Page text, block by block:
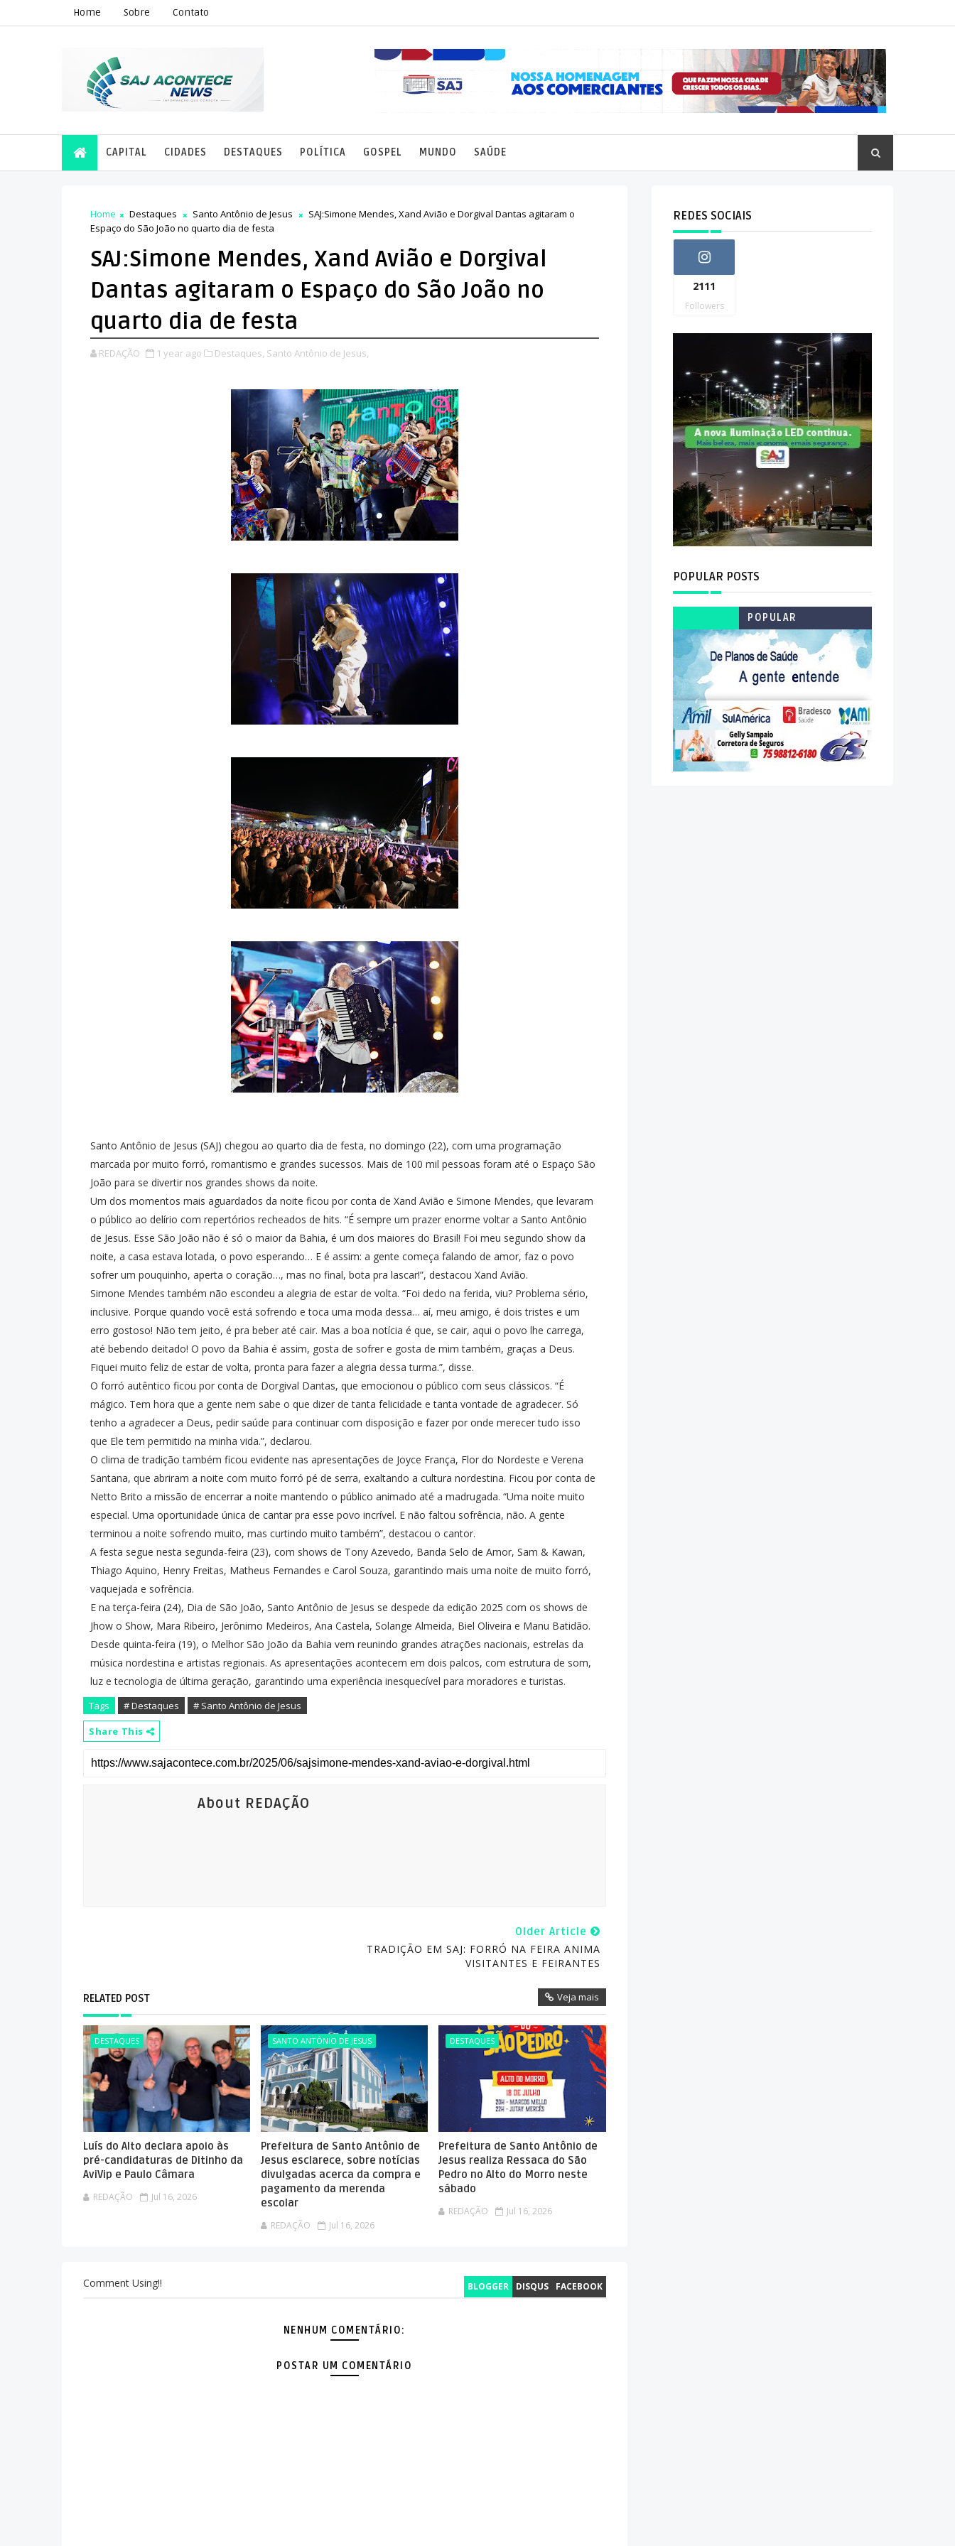
Home Sobre Contato
CAPITAL CIDADES DESTAQUES POLÍTICA GOSPEL MUNDO SAÚDE
Home Destaques Santo Antônio de Jesus
SAJ:Simone Mendes, Xand Avião e Dorgival Dantas agitaram o
Espaço do São João no quarto dia de festa
SAJ:Simone Mendes, Xand Avião e Dorgival
Dantas agitaram o Espaço do São João no
quarto dia de festa
REDAÇÃO 1 year ago Destaques, Santo Antônio de Jesus,
Santo Antônio de Jesus (SAJ) chegou ao quarto dia de festa, no domingo (22), com uma programação
marcada por muito forró, romantismo e grandes sucessos. Mais de 100 mil pessoas foram até o Espaço São
João para se divertir nos grandes shows da noite.
Um dos momentos mais aguardados da noite ficou por conta de Xand Avião e Simone Mendes, que levaram
o público ao delírio com repertórios recheados de hits. “É sempre um prazer enorme voltar a Santo Antônio
de Jesus. Esse São João não é só o maior da Bahia, é um dos maiores do Brasil! Foi meu segundo show da
noite, a casa estava lotada, o povo esperando… E é assim: a gente começa falando de amor, faz o povo
sofrer um pouquinho, aperta o coração…, mas no final, bota pra lascar!”, destacou Xand Avião.
Simone Mendes também não escondeu a alegria de estar de volta. “Foi dedo na ferida, viu? Problema sério,
inclusive. Porque quando você está sofrendo e toca uma moda dessa… aí, meu amigo, é dois tristes e um
erro gostoso! Não tem jeito, é pra beber até cair. Mas a boa notícia é que, se cair, aqui o povo lhe carrega,
até bebendo deitado! O povo da Bahia é assim, gosta de sofrer e gosta de mim também, graças a Deus.
Fiquei muito feliz de estar de volta, pronta para fazer a alegria dessa turma.”, disse.
O forró autêntico ficou por conta de Dorgival Dantas, que emocionou o público com seus clássicos. “É
mágico. Tem hora que a gente nem sabe o que dizer de tanta felicidade e tanta vontade de agradecer. Só
tenho a agradecer a Deus, pedir saúde para continuar com disposição e fazer por onde merecer tudo isso
que Ele tem permitido na minha vida.”, declarou.
O clima de tradição também ficou evidente nas apresentações de Joyce França, Flor do Nordeste e Verena
Santana, que abriram a noite com muito forró pé de serra, exaltando a cultura nordestina. Ficou por conta de
Netto Brito a missão de encerrar a noite mantendo o público animado até a madrugada. “Uma noite muito
especial. Uma oportunidade única de cantar pra esse povo incrível. E não faltou sofrência, não. A gente
terminou a noite sofrendo muito, mas curtindo muito também”, destacou o cantor.
A festa segue nesta segunda-feira (23), com shows de Tony Azevedo, Banda Selo de Amor, Sam & Kawan,
Thiago Aquino, Henry Freitas, Matheus Fernandes e Carol Souza, garantindo mais uma noite de muito forró,
vaquejada e sofrência.
E na terça-feira (24), Dia de São João, Santo Antônio de Jesus se despede da edição 2025 com os shows de
Jhow o Show, Mara Ribeiro, Jerônimo Medeiros, Ana Castela, Solange Almeida, Biel Oliveira e Manu Batidão.
Desde quinta-feira (19), o Melhor São João da Bahia vem reunindo grandes atrações nacionais, estrelas da
música nordestina e artistas regionais. As apresentações acontecem em dois palcos, com estrutura de som,
luz e tecnologia de última geração, garantindo uma experiência inesquecível para moradores e turistas.
Tags # Destaques
# Santo Antônio de Jesus
Share This
About REDAÇÃO
Older Article
TRADIÇÃO EM SAJ: FORRÓ NA FEIRA ANIMA
VISITANTES E FEIRANTES
RELATED POST Veja mais
DESTAQUES
Luís do Alto declara apoio às
pré-candidaturas de Ditinho da
AviVip e Paulo Câmara
REDAÇÃO Jul 16, 2026
SANTO ANTÔNIO DE JESUS
Prefeitura de Santo Antônio de
Jesus esclarece, sobre notícias
divulgadas acerca da compra e
pagamento da merenda
escolar
REDAÇÃO Jul 16, 2026
DESTAQUES
Prefeitura de Santo Antônio de
Jesus realiza Ressaca do São
Pedro no Alto do Morro neste
sábado
REDAÇÃO Jul 16, 2026
BLOGGER DISQUS FACEBOOK
Comment Using!!
NENHUM COMENTÁRIO:
POSTAR UM COMENTÁRIO
REDES SOCIAIS
2111
Followers
POPULAR POSTS
POPULAR